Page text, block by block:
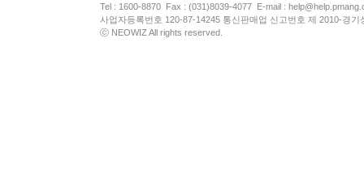
Tel : 1600-8870 Fax : (031)8039-4077 E-mail :
사업자등록번호 120-87-14245 통신판매업 신고번호 제 2010-경
ⓒ NEOWIZ All rights reserved.